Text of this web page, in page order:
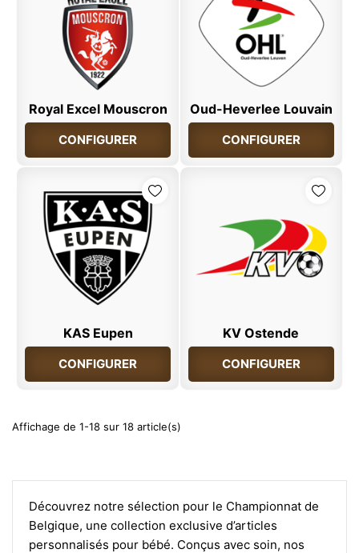
Royal Excel Mouscron
CONFIGURER
Oud-Heverlee Louvain
CONFIGURER
KAS Eupen
CONFIGURER
KV Ostende
CONFIGURER
Affichage de 1-18 sur 18 article(s)
Découvrez notre sélection pour le Championnat de
Belgique, une collection exclusive d’articles
personnalisés pour bébé. Conçus avec soin, nos